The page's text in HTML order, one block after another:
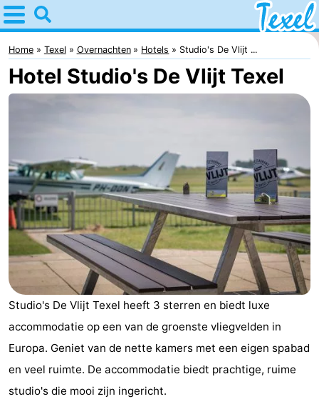
Home
Texel
Tips
-
Den
Burg
-
Den
Hoorn
De
Cocksdorp
-
De
-
De
-
Home Texel Overnachten Hotels Studio's De Vlijt ...
Hotel Studio's De Vlijt Texel
Studio's De Vlijt Texel heeft 3 sterren en biedt luxe
accommodatie op een van de groenste vliegvelden in
Europa. Geniet van de nette kamers met een eigen spabad
en veel ruimte. De accommodatie biedt prachtige, ruime
studio's die mooi zijn ingericht.